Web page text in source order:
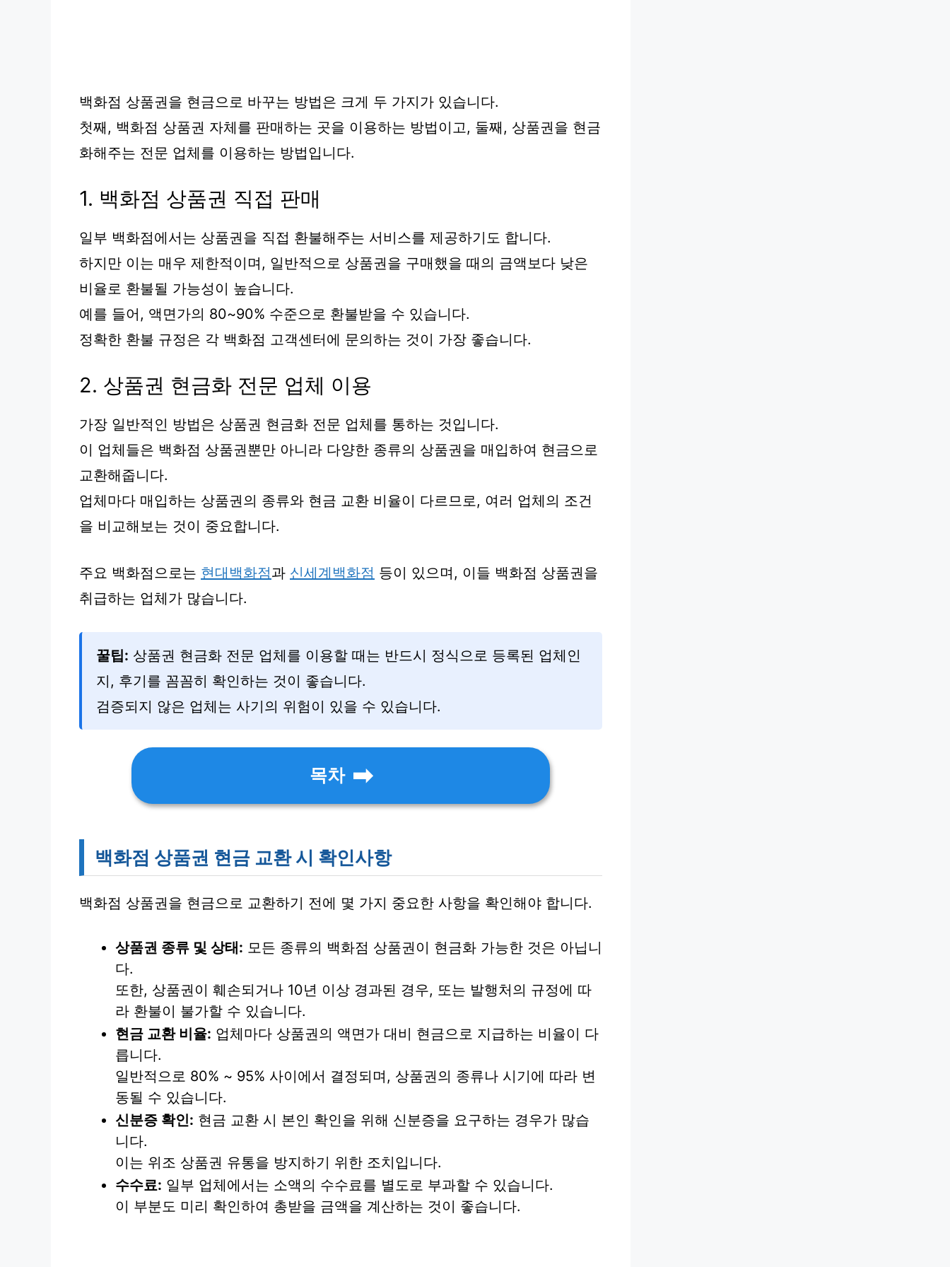
백화점 상품권을 현금으로 바꾸는 방법은 크게 두 가지가 있습니다.
첫째, 백화점 상품권 자체를 판매하는 곳을 이용하는 방법이고, 둘째, 상품권을 현금
화해주는 전문 업체를 이용하는 방법입니다.
1. 백화점 상품권 직접 판매
일부 백화점에서는 상품권을 직접 환불해주는 서비스를 제공하기도 합니다.
하지만 이는 매우 제한적이며, 일반적으로 상품권을 구매했을 때의 금액보다 낮은
비율로 환불될 가능성이 높습니다.
예를 들어, 액면가의 80~90% 수준으로 환불받을 수 있습니다.
정확한 환불 규정은 각 백화점 고객센터에 문의하는 것이 가장 좋습니다.
2. 상품권 현금화 전문 업체 이용
가장 일반적인 방법은 상품권 현금화 전문 업체를 통하는 것입니다.
이 업체들은 백화점 상품권뿐만 아니라 다양한 종류의 상품권을 매입하여 현금으로
교환해줍니다.
업체마다 매입하는 상품권의 종류와 현금 교환 비율이 다르므로, 여러 업체의 조건
을 비교해보는 것이 중요합니다.
주요 백화점으로는 현대백화점과 신세계백화점 등이 있으며, 이들 백화점 상품권을
취급하는 업체가 많습니다.
꿀팁: 상품권 현금화 전문 업체를 이용할 때는 반드시 정식으로 등록된 업체인
지, 후기를 꼼꼼히 확인하는 것이 좋습니다.
검증되지 않은 업체는 사기의 위험이 있을 수 있습니다.
목차
백화점 상품권 현금 교환 시 확인사항
백화점 상품권을 현금으로 교환하기 전에 몇 가지 중요한 사항을 확인해야 합니다.
상품권 종류 및 상태: 모든 종류의 백화점 상품권이 현금화 가능한 것은 아닙니
다.
또한, 상품권이 훼손되거나 10년 이상 경과된 경우, 또는 발행처의 규정에 따
라 환불이 불가할 수 있습니다.
현금 교환 비율: 업체마다 상품권의 액면가 대비 현금으로 지급하는 비율이 다
릅니다.
일반적으로 80% ~ 95% 사이에서 결정되며, 상품권의 종류나 시기에 따라 변
동될 수 있습니다.
신분증 확인: 현금 교환 시 본인 확인을 위해 신분증을 요구하는 경우가 많습
니다.
이는 위조 상품권 유통을 방지하기 위한 조치입니다.
수수료: 일부 업체에서는 소액의 수수료를 별도로 부과할 수 있습니다.
이 부분도 미리 확인하여 총받을 금액을 계산하는 것이 좋습니다.